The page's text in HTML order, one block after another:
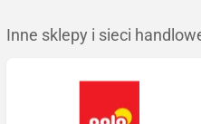
Inne sklepy i sieci